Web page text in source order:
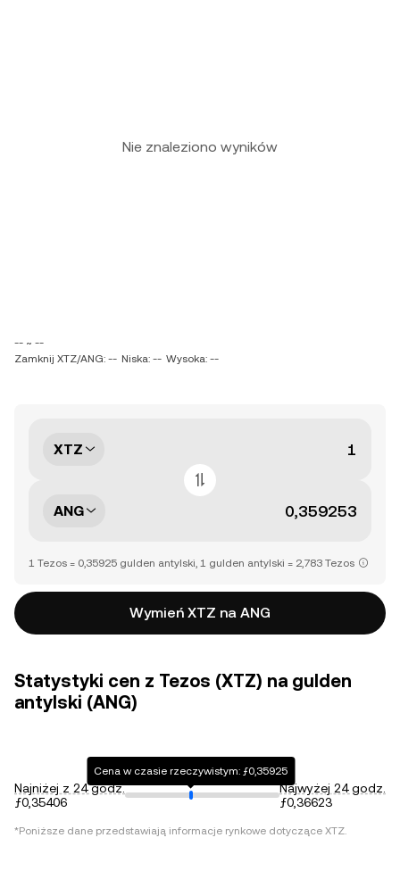
Nie znaleziono wyników
-- ~ --
Zamknij XTZ/ANG: -- Niska: -- Wysoka: --
XTZ
ANG
1 Tezos = 0,35925 gulden antylski, 1 gulden antylski = 2,783 Tezos
Wymień XTZ na ANG
Statystyki cen z Tezos (XTZ) na gulden
antylski (ANG)
Najniżej z 24 godz.
ƒ0,35406
Cena w czasie rzeczywistym: ƒ0,35925
Najwyżej 24 godz.
ƒ0,36623
*Poniższe dane przedstawiają informacje rynkowe dotyczące XTZ.